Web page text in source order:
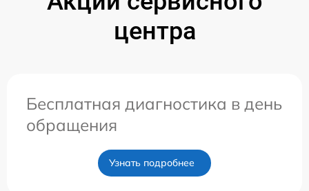
центра
Бесплатная диагностика в день
обращения
Узнать подробнее